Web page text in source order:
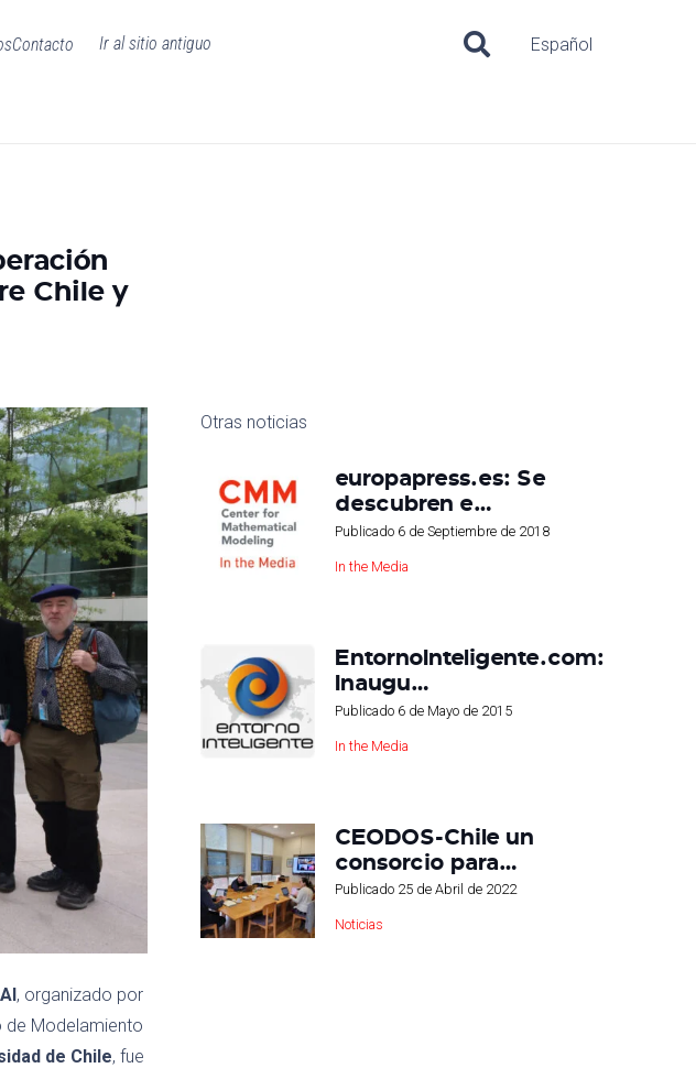
Contacto Ir al sitio antiguo Español
Chile y
, organizado por
de Modelamiento
de Chile, fue
Otras noticias
europapress.es: Se
descubren e…
Publicado 6 de Septiembre de 2018
In the Media
EntornoInteligente.com:
Inaugu…
Publicado 6 de Mayo de 2015
In the Media
CEODOS-Chile un
consorcio para…
Publicado 25 de Abril de 2022
Noticias